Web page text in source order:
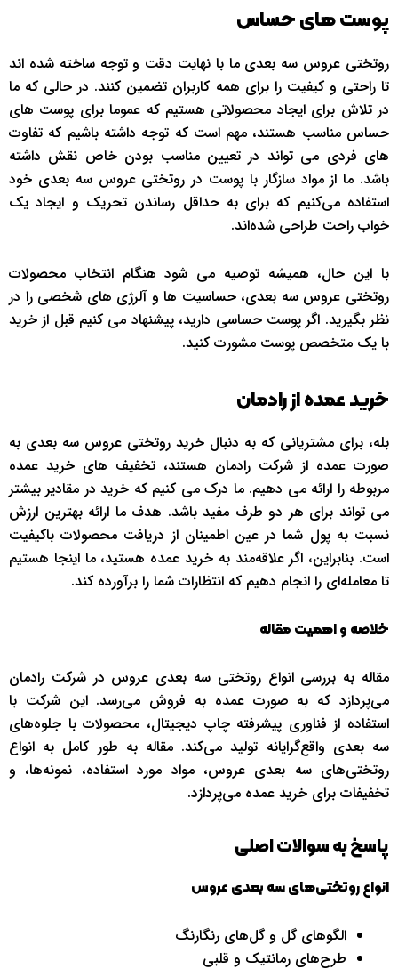
پوست های حساس
روتختی عروس سه بعدی ما با نهایت دقت و توجه ساخته شده اند
تا راحتی و کیفیت را برای همه کاربران تضمین کنند. در حالی که ما
در تلاش برای ایجاد محصولاتی هستیم که عموما برای پوست های
حساس مناسب هستند، مهم است که توجه داشته باشیم که تفاوت
های فردی می تواند در تعیین مناسب بودن خاص نقش داشته
باشد. ما از مواد سازگار با پوست در روتختی عروس سه بعدی خود
استفاده می‌کنیم که برای به حداقل رساندن تحریک و ایجاد یک
خواب راحت طراحی شده‌اند.
با این حال، همیشه توصیه می شود هنگام انتخاب محصولات
روتختی عروس سه بعدی، حساسیت ها و آلرژی های شخصی را در
نظر بگیرید. اگر پوست حساسی دارید، پیشنهاد می کنیم قبل از خرید
با یک متخصص پوست مشورت کنید.
خرید عمده از رادمان
بله، برای مشتریانی که به دنبال خرید روتختی عروس سه بعدی به
صورت عمده از شرکت رادمان هستند، تخفیف های خرید عمده
مربوطه را ارائه می دهیم. ما درک می کنیم که خرید در مقادیر بیشتر
می تواند برای هر دو طرف مفید باشد. هدف ما ارائه بهترین ارزش
نسبت به پول شما در عین اطمینان از دریافت محصولات باکیفیت
است. بنابراین، اگر علاقه‌مند به خرید عمده هستید، ما اینجا هستیم
تا معامله‌ای را انجام دهیم که انتظارات شما را برآورده کند.
خلاصه و اهمیت مقاله
مقاله به بررسی انواع روتختی سه بعدی عروس در شرکت رادمان
می‌پردازد که به صورت عمده به فروش می‌رسد. این شرکت با
استفاده از فناوری پیشرفته چاپ دیجیتال، محصولات با جلوه‌های
سه بعدی واقع‌گرایانه تولید می‌کند. مقاله به طور کامل به انواع
روتختی‌های سه بعدی عروس، مواد مورد استفاده، نمونه‌ها، و
تخفیفات برای خرید عمده می‌پردازد.
پاسخ به سوالات اصلی
انواع روتختی‌های سه بعدی عروس
الگوهای گل و گل‌های رنگارنگ
طرح‌های رمانتیک و قلبی